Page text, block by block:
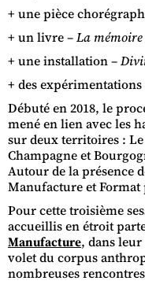
+ une pièce
+ un livre –La
+ une installation –
+ des expérimentations
Débuté en 2018, le
mené en lien avec les
sur deux territoires :
Champagne et
Autour de la présence
Manufacture et
Pour cette troisième
accueillis en étroit
Manufacture, dans
volet du corpus
nombreuses